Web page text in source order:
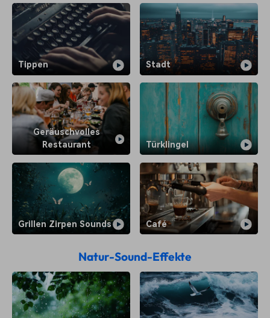
Tippen Stadt
Geräuschvolles
Restaurant
Türklingel
Grillen Zirpen Sounds Café
Natur-Sound-Effekte